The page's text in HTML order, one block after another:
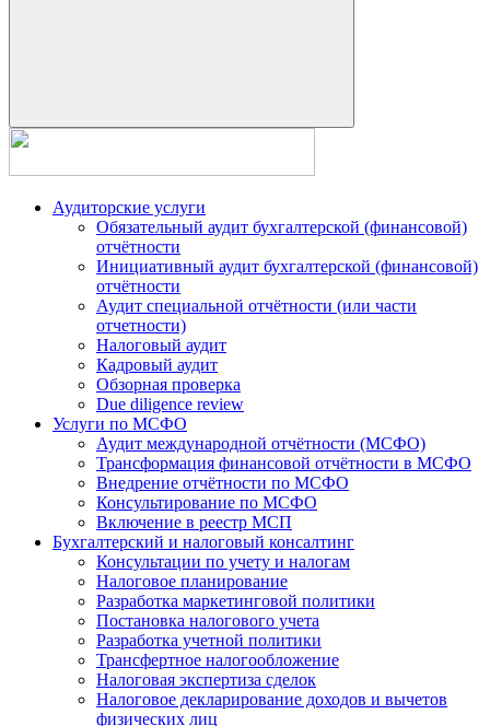
Аудиторские услуги
Обязательный аудит бухгалтерской (финансовой)
отчётности
Инициативный аудит бухгалтерской (финансовой)
отчётности
Аудит специальной отчётности (или части
отчетности)
Налоговый аудит
Кадровый аудит
Обзорная проверка
Due diligence review
Услуги по МСФО
Аудит международной отчётности (МСФО)
Трансформация финансовой отчётности в МСФО
Внедрение отчётности по МСФО
Консультирование по МСФО
Включение в реестр МСП
Бухгалтерский и налоговый консалтинг
Консультации по учету и налогам
Налоговое планирование
Разработка маркетинговой политики
Постановка налогового учета
Разработка учетной политики
Трансфертное налогообложение
Налоговая экспертиза сделок
Налоговое декларирование доходов и вычетов
физических лиц